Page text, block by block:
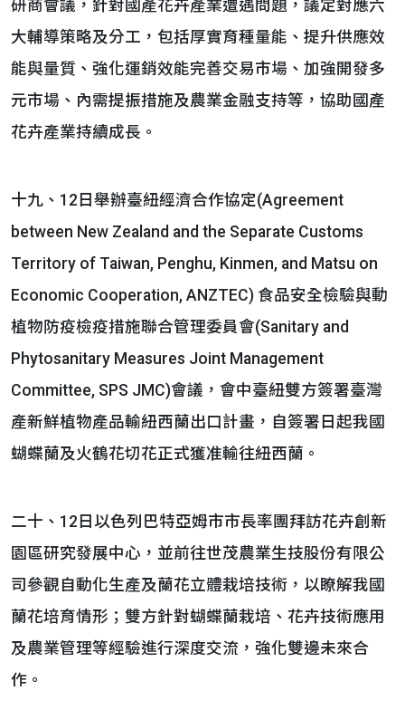
研商會議，針對國產花卉產業遭遇問題，議定對應六
大輔導策略及分工，包括厚實育種量能、提升供應效
能與量質、強化運銷效能完善交易市場、加強開發多
元市場、內需提振措施及農業金融支持等，協助國產
花卉產業持續成長。
十九、12日舉辦臺紐經濟合作協定(Agreement
between New Zealand and the Separate Customs
Territory of Taiwan, Penghu, Kinmen, and Matsu on
Economic Cooperation, ANZTEC) 食品安全檢驗與動
植物防疫檢疫措施聯合管理委員會(Sanitary and
Phytosanitary Measures Joint Management
Committee, SPS JMC)會議，會中臺紐雙方簽署臺灣
產新鮮植物產品輸紐西蘭出口計畫，自簽署日起我國
蝴蝶蘭及火鶴花切花正式獲准輸往紐西蘭。
二十、12日以色列巴特亞姆市市長率團拜訪花卉創新
園區研究發展中心，並前往世茂農業生技股份有限公
司參觀自動化生產及蘭花立體栽培技術，以瞭解我國
蘭花培育情形；雙方針對蝴蝶蘭栽培、花卉技術應用
及農業管理等經驗進行深度交流，強化雙邊未來合
作。